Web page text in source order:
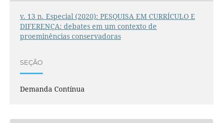
v. 13 n. Especial (2020): PESQUISA EM CURRÍCULO E
DIFERENÇA: debates em um contexto de
proeminências conservadoras
SEÇÃO
Demanda Contínua